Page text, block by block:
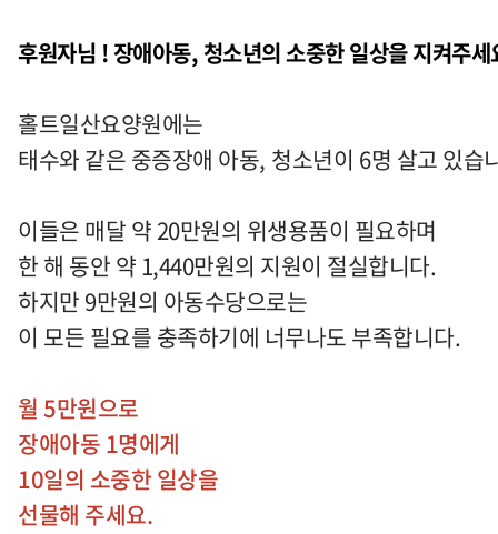
후원자님 ! 장애아동, 청소년의 소중한 일상을 지켜주세
홀트일산요양원에는
태수와 같은 중증장애 아동, 청소년이 6명 살고 있습
이들은 매달 약 20만원의 위생용품이 필요하며
한 해 동안 약 1,440만원의 지원이 절실합니다.
하지만 9만원의 아동수당으로는
이 모든 필요를 충족하기에 너무나도 부족합니다.
월 5만원으로
장애아동 1명에게
10일의 소중한일상을
선물해 주세요.